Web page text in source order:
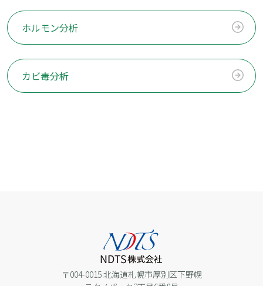
ホルモン分析
カビ毒分析
〒004-0015 北海道札幌市厚別区下野幌